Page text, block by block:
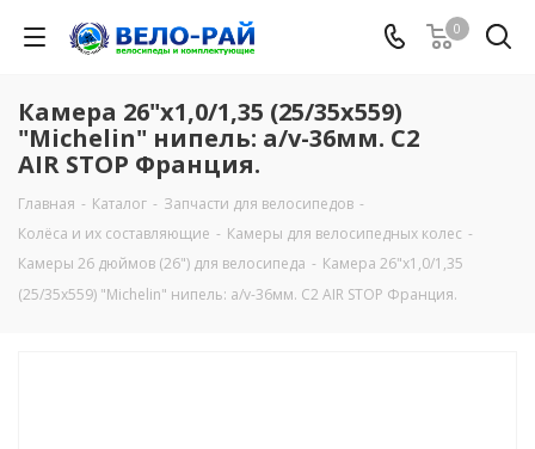
0
Камера 26"х1,0/1,35 (25/35х559)
"Michelin" нипель: a/v-36мм. C2
AIR STOP Франция.
Главная - Каталог - Запчасти для велосипедов -
Колёса и их составляющие - Камеры для велосипедных колес -
Камеры 26 дюймов (26") для велосипеда - Камера 26"х1,0/1,35
(25/35х559) "Michelin" нипель: a/v-36мм. C2 AIR STOP Франция.